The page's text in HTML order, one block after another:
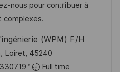
nous pour contribuer à
complexes.
(WPM) F/H
Loiret, 45240
Full time